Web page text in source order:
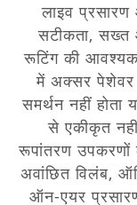
लाइव
सटीकता, सख्त
रूटिंग की
में अक्सर पेशेवर
समर्थन नहीं होता
से एकीकृत
रूपांतरण उपकरणों
अवांछित विलंब,
ऑन-एयर